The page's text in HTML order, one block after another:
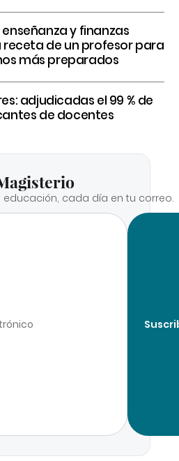
y finanzas
receta de un profesor para
más preparados
adjudicadas el 99 % de
de docentes
educación, cada día en tu correo.